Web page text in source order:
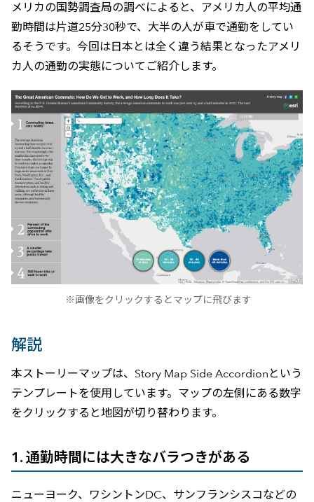
メリカの国勢調査局の調べによると、アメリカ人の平均通
勤時間は片道25分30秒で、大半の人が車で通勤をしてい
るそうです。今回は日本とは全く違う結果となったアメリ
カ人の通勤の実態についてご紹介します。
※画像をクリックするとマップに飛びます
解説
本ストーリーマップは、Story Map Side Accordionという
テンプレートを使用しています。マップの左側にある数字
をクリックすると地図が切り替わります。
1. 通勤時間には大きなバラつきがある
ニューヨーク、ワシントンDC、サンフランシスコなどの